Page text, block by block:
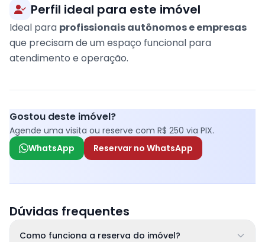
Perfil ideal para este imóvel
Ideal para profissionais autônomos e empresas
que precisam de um espaço funcional para
atendimento e operação.
Gostou deste imóvel?
Agende uma visita ou reserve com R$ 250 via PIX.
WhatsApp
Reservar no WhatsApp
Dúvidas frequentes
Como funciona a reserva do imóvel?